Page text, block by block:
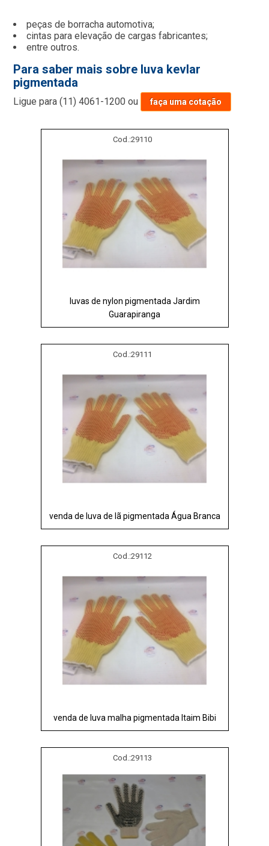
peças de borracha automotiva;
cintas para elevação de cargas fabricantes;
entre outros.
Para saber mais sobre luva kevlar
pigmentada
Ligue para(11) 4061-1200 ou faça uma cotação
Cod.:29110
luvas de nylon pigmentada Jardim
Guarapiranga
Cod.:29111
venda de luva de lã pigmentada Água Branca
Cod.:29112
venda de luva malha pigmentada Itaim Bibi
Cod.:29113